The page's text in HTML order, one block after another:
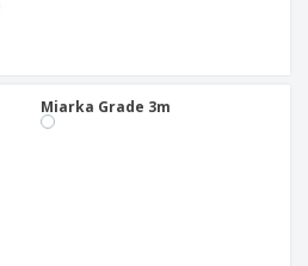
Miarka Grade 3m